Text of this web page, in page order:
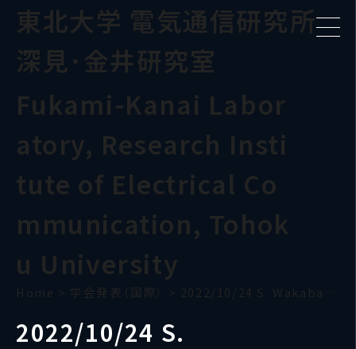
東北大学 電気通信研究所
深見･金井研究室
Fukami-Kanai Labor
atory, Research Insti
tute of Electrical Co
mmunication, Tohok
u University
Home > 学会発表（国際） > 2022/10/24 S. Wakabayashi(CRCs-2022)
2022/10/24 S.